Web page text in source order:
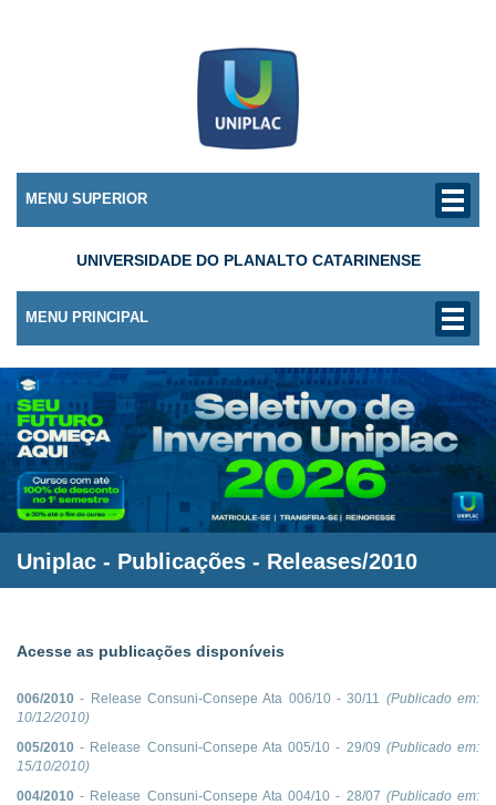
MENU SUPERIOR
UNIVERSIDADE DO PLANALTO CATARINENSE
MENU PRINCIPAL
Uniplac - Publicações - Releases/2010
Acesse as publicações disponíveis
006/2010 - Release Consuni-Consepe Ata 006/10 - 30/11 (Publicado em:
10/12/2010)
005/2010 - Release Consuni-Consepe Ata 005/10 - 29/09 (Publicado em:
15/10/2010)
004/2010 - Release Consuni-Consepe Ata 004/10 - 28/07 (Publicado em: